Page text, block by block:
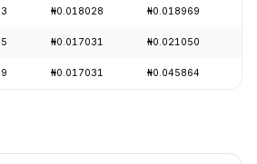
₦0.018028 ₦0.018969
₦0.017031 ₦0.021050
₦0.017031 ₦0.045864